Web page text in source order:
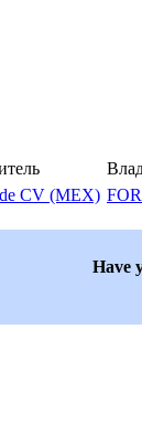
CV (MEX)
Have